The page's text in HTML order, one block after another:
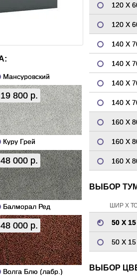
Мансуровский
19 800 р.
Куру Грей
48 000 р.
Балморал Ред
48 000 р.
Волга Блю (лабр.)
120 Х
120 Х
140 Х
140 Х
140 Х
140 Х
160 Х
160 Х
160 Х
ВЫБОР
ШИР Х
50 Х
50 Х
ВЫБОР